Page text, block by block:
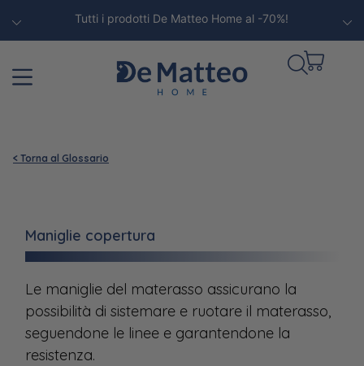
Tutti i prodotti De Matteo Home al -70%!
< Torna al Glossario
Maniglie copertura
Le maniglie del materasso assicurano la
possibilità di sistemare e ruotare il materasso,
seguendone le linee e garantendone la
resistenza.